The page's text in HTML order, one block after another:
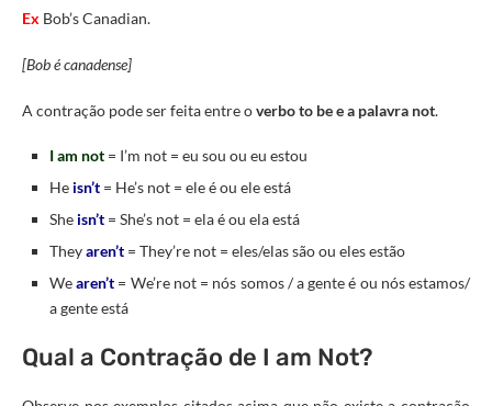
Ex Bob’s Canadian.
[Bob é canadense]
A contração pode ser feita entre overbo to be e a palavra not.
I am not = I’m not = eu sou ou eu estou
He isn’t = He’s not = ele é ou ele está
She isn’t = She’s not = ela é ou ela está
Theyaren’t = They’re not = eles/elas são ou eles estão
Wearen’t = We’re not = nós somos / a gente é ou nós estamos/
a gente está
Qual a Contração de I am Not?